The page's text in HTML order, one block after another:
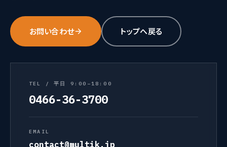
お問い合わせ トップへ戻る
TEL / 平日 9:00–18:00
0466-36-3700
EMAIL
contact@multik.jp